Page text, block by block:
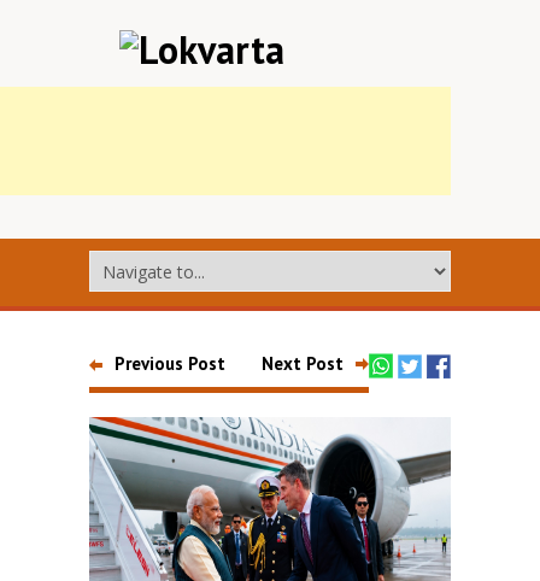
Previous Post Next Post